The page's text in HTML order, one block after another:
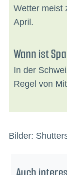
Wetter meist
April.
Wann ist
In der
Regel von
Bilder: